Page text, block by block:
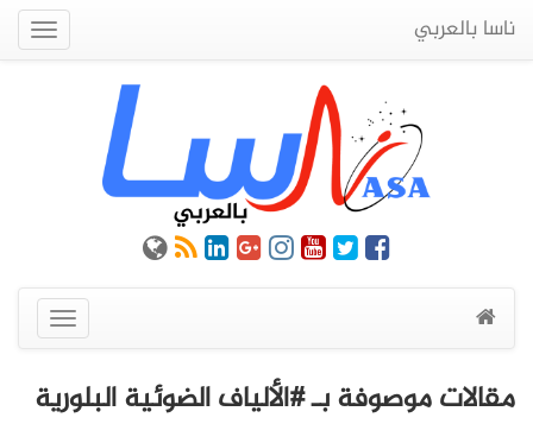
ناسا بالعربي
عرض
القائمة
مقالات موصوفة بـ #الألياف الضوئية البلورية